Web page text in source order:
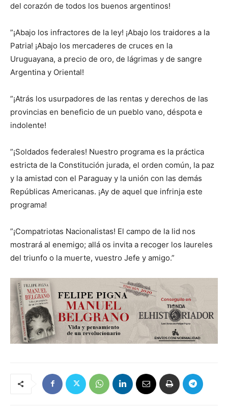
del corazón de todos los buenos argentinos!
”¡Abajo los infractores de la ley! ¡Abajo los traidores a la
Patria! ¡Abajo los mercaderes de cruces en la
Uruguayana, a precio de oro, de lágrimas y de sangre
Argentina y Oriental!
”¡Atrás los usurpadores de las rentas y derechos de las
provincias en beneficio de un pueblo vano, déspota e
indolente!
”¡Soldados federales! Nuestro programa es la práctica
estricta de la Constitución jurada, el orden común, la paz
y la amistad con el Paraguay y la unión con las demás
Repúblicas Americanas. ¡Ay de aquel que infrinja este
programa!
”¡Compatriotas Nacionalistas! El campo de la lid nos
mostrará al enemigo; allá os invita a recoger los laureles
del triunfo o la muerte, vuestro Jefe y amigo.”